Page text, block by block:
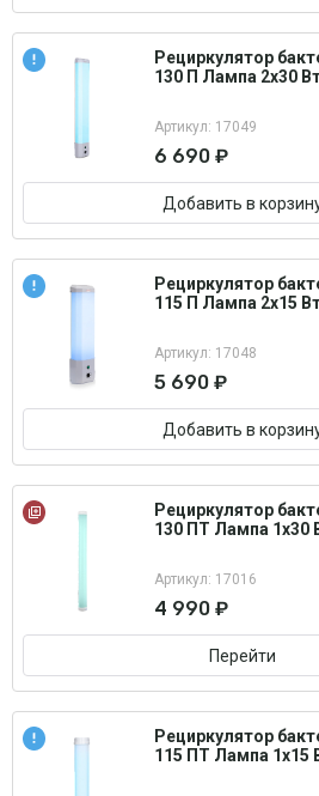
Рециркулятор
130 П Лампа 2х30
Артикул: 17049
6 690 ₽
Добавить в
Рециркулятор
115 П Лампа 2х15
Артикул: 17048
5 690 ₽
Добавить в
Рециркулятор
130 ПТ Лампа 1х30
Артикул: 17016
4 990 ₽
Перейти
Рециркулятор
115 ПТ Лампа 1х15